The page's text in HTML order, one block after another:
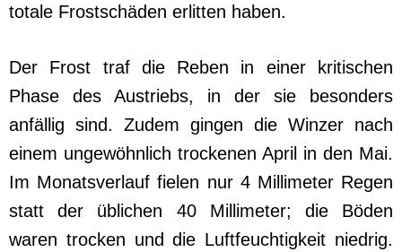
totale Frostschäden erlitten haben.
Der Frost traf die Reben in einer kritischen
Phase des Austriebs, in der sie besonders
anfällig sind. Zudem gingen die Winzer nach
einem ungewöhnlich trockenen April in den Mai.
Im Monatsverlauf fielen nur 4 Millimeter Regen
statt der üblichen 40 Millimeter; die Böden
waren trocken und die Luftfeuchtigkeit niedrig.